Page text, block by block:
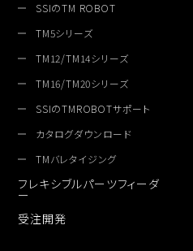
SSIのTM ROBOT
TM5シリーズ
TM12/TM14シリーズ
TM16/TM20シリーズ
SSIのTMROBOTサポート
カタログダウンロード
TMバレタイジング
フレキシブルパーツフィーダ
ー
受注開発